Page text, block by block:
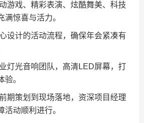
游戏、精彩表演、炫酷舞美、科技
满惊喜与活力。
设计的活动流程，确保年会紧凑有
灯光音响团队，高清LED屏幕，打
。
期策划到现场落地，资深项目经理
活动顺利进行。